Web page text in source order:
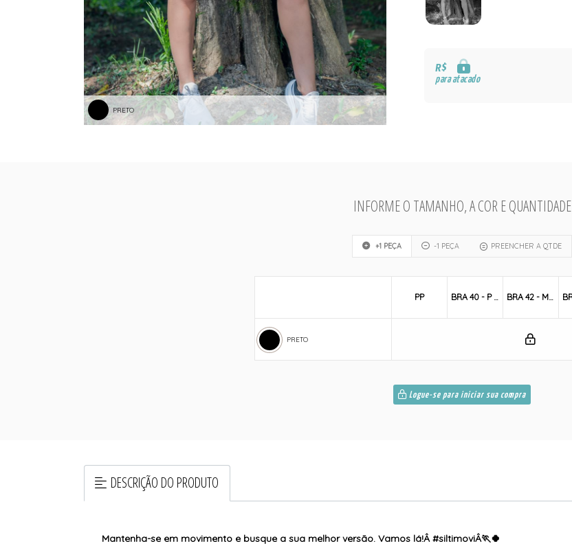
PRETO
R$
para atacado
INFORME O TAMANHO, A COR E QUANTIDADE
+1 PEÇA -1 PEÇA PREENCHER A QTDE
PRETO
PP BRA 40 - P / S BRA 42 - M / M
Logue-se para iniciar sua compra
DESCRIÇÃO DO PRODUTO
Mantenha-se em movimento e busque a sua melhor versão. Vamos lá!Â #siltimoviÂ🏃🍀